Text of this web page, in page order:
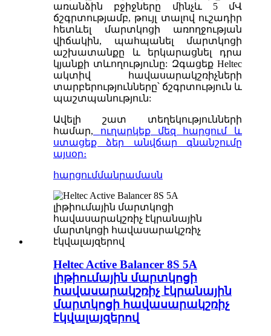
առանձին բջիջները մինչև 5 մՎ
ճշգրտությամբ, թույլ տալով ուշադիր
հետևել մարտկոցի առողջության
վիճակին, պահպանել մարտկոցի
աշխատանքը և երկարացնել դրա
կյանքի տևողությունը: Զգացեք Heltec
ակտիվ հավասարակշռիչների
տարբերությունները՝ ճշգրտություն և
պաշտպանություն:
Ավելի շատ տեղեկությունների
համար,
ուղարկեք մեզ հարցում և
ստացեք ձեր անվճար գնանշումը
այսօր։
հարցումմանրամասն
Heltec Active Balancer 8S 5A
լիթիումային մարտկոցի
հավասարակշռիչ էկրանային
մարտկոցի հավասարակշռիչ
էկվալայզերով